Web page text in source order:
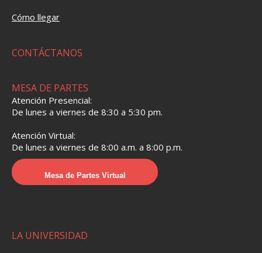
Cómo llegar
CONTÁCTANOS
MESA DE PARTES
Atención Presencial:
De lunes a viernes de 8:30 a 5:30 pm.
Atención Virtual:
De lunes a viernes de 8:00 a.m. a 8:00 p.m.
Mesa de Partes Virtual
LA UNIVERSIDAD